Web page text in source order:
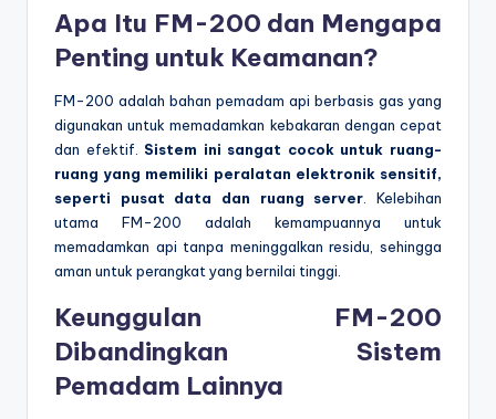
Apa Itu FM-200 dan Mengapa
Penting untuk Keamanan?
FM-200 adalah bahan pemadam api berbasis gas yang
digunakan untuk memadamkan kebakaran dengan cepat
dan efektif. Sistem ini sangat cocok untuk ruang-
ruang yang memiliki peralatan elektronik sensitif,
seperti pusat data dan ruang server . Kelebihan
utama FM-200 adalah kemampuannya untuk
memadamkan api tanpa meninggalkan residu, sehingga
aman untuk perangkat yang bernilai tinggi.
Keunggulan FM-200
Dibandingkan Sistem
Pemadam Lainnya